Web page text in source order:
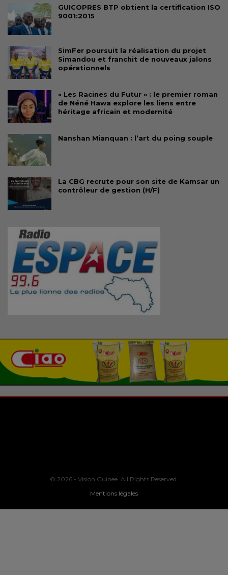
GUICOPRES BTP obtient la certification ISO
9001:2015
SimFer poursuit la réalisation du projet
Simandou et franchit de nouveaux jalons
opérationnels
« Les Racines du Futur » : le premier roman
de Néné Hawa explore les liens entre
héritage africain et modernité
Nanshan Mianquan : l’art du poing souple
La CBG recrute pour son site de Kamsar un
contrôleur de gestion (H/F)
© 2026 - Vision Guinee. All Rights Reserved.
Mentions légales